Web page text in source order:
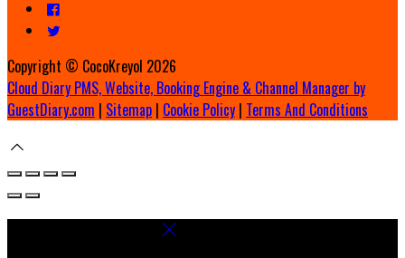
Copyright © CocoKreyol 2026
Cloud Diary PMS, Website, Booking Engine & Channel Manager by
GuestDiary.com | Sitemap | Cookie Policy | Terms And Conditions